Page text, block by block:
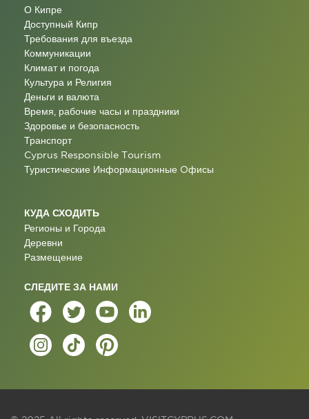
О Кипре
Доступный Кипр
Требования для въезда
Коммуникации
Климат и погода
Культура и Религия
Деньги и валюта
Время, рабочие часы и праздники
Здоровье и безопасность
Транспорт
Cyprus Responsible Tourism
Туристические Информационные Oфисы
КУДА СХОДИТЬ
Регионы и Города
Деревни
Размещение
СЛЕДИТЕ ЗА НАМИ